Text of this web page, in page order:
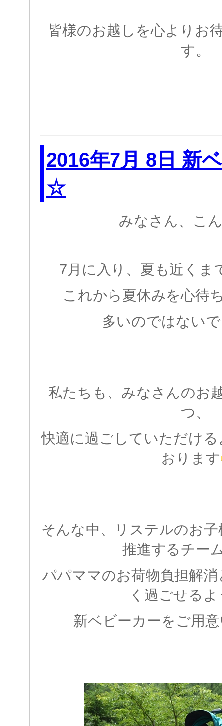
皆様のお越しを心よりお
す。
2016年7月 8日 新
☆
みなさん、こ
7月に入り、夏も近くま
これから夏休みを心待
多いのではない
私たちも、みなさんのお
つ、
快適に過ごしていただけ
おります
そんな中、リステルのお
推進するチー
パパママのお荷物負担解
く過ごせる
新ベビーカーをご用